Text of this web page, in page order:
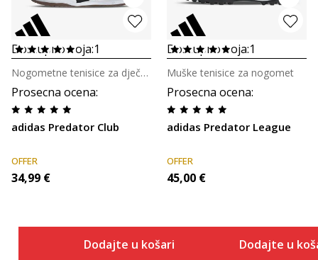
Dostupno boja:1
Prosecna ocena:
adidas Predator Club
Nogometne tenisice za dječake
OFFER
34,99 €
Dodajte u košaricu
Dostupno boja:1
Prosecna ocena:
adidas Predator League
Muške tenisice za nogomet
OFFER
45,00 €
Dodajte u